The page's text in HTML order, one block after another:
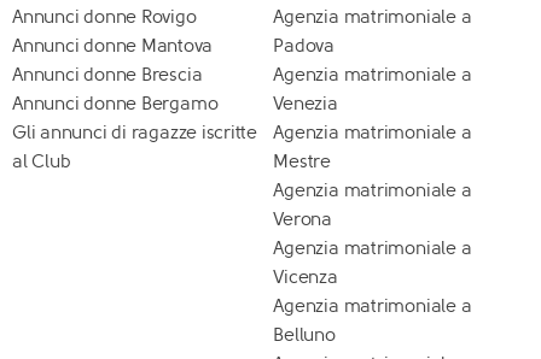
Annunci donne Rovigo
Annunci donne Mantova
Annunci donne Brescia
Annunci donne Bergamo
Gli annunci di ragazze iscritte
al Club
Agenzia matrimoniale a
Padova
Agenzia matrimoniale a
Venezia
Agenzia matrimoniale a
Mestre
Agenzia matrimoniale a
Verona
Agenzia matrimoniale a
Vicenza
Agenzia matrimoniale a
Belluno